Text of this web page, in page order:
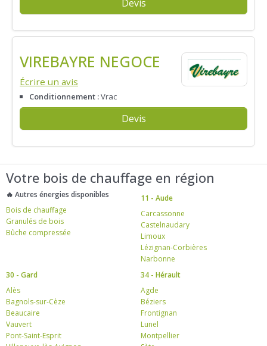
Devis
VIREBAYRE NEGOCE
Écrire un avis
Conditionnement :Vrac
Devis
Votre bois de chauffage en région
🔥 Autres énergies disponibles
Bois de chauffage
Granulés de bois
Bûche compressée
11 - Aude
Carcassonne
Castelnaudary
Limoux
Lézignan-Corbières
Narbonne
30 - Gard
Alès
Bagnols-sur-Cèze
Beaucaire
Vauvert
Pont-Saint-Esprit
34 - Hérault
Agde
Béziers
Frontignan
Lunel
Montpellier